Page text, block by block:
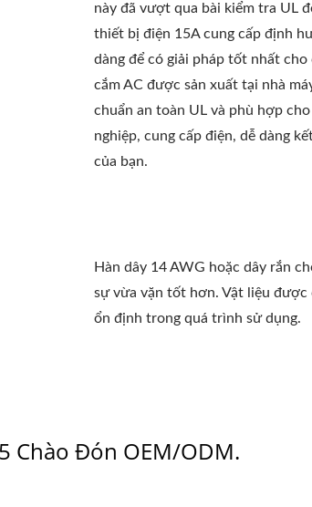
này đã vượt qua bài kiểm tra UL
thiết bị điện 15A cung cấp định
dàng để có giải pháp tốt nhất
cắm AC được sản xuất tại nhà
chuẩn an toàn UL và phù hợp
nghiệp, cung cấp điện, dễ dàng
của bạn.
Hàn dây 14 AWG hoặc dây rắn
sự vừa vặn tốt hơn. Vật liệu
ổn định trong quá trình sử dụng.
Chào Đón OEM/ODM.